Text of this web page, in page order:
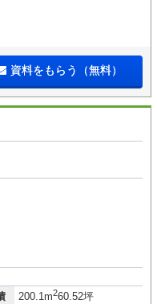
資料をもらう（無料）
200.1m260.52坪